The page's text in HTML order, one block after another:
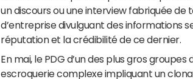
un discours ou une interview fabriquée
d’entreprise divulguant des informations
réputation et la crédibilité de ce dernier.
En mai, le PDG d’un des plus gros
escroquerie complexe impliquant un